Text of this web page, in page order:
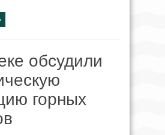
обсудили
горных